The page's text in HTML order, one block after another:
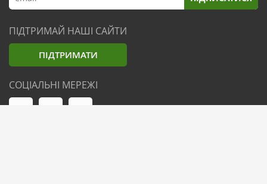
ПІДТРИМАЙ НАШІ САЙТИ
ПІДТРИМАТИ
СОЦІАЛЬНІ МЕРЕЖІ